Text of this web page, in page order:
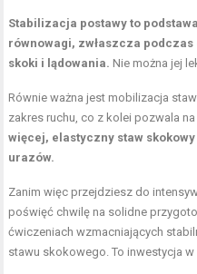
Stabilizacja postawy to
równowagi, zwłaszcza
skoki i lądowania. Nie można jej
Równie ważna jest mobilizacja
zakres ruchu, co z kolei pozwala
więcej, elastyczny staw
urazów.
Zanim więc przejdziesz do
poświęć chwilę na solidne
ćwiczeniach wzmacniających
stawu skokowego. To inwestycja